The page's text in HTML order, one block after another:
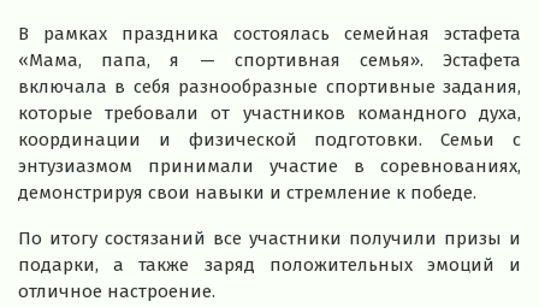
В рамках праздника состоялась семейная эстафета
«Мама, папа, я — спортивная семья». Эстафета
включала в себя разнообразные спортивные задания,
которые требовали от участников командного духа,
координации и физической подготовки. Семьи с
энтузиазмом принимали участие в соревнованиях,
демонстрируя свои навыки и стремление к победе.
По итогу состязаний все участники получили призы и
подарки, а также заряд положительных эмоций и
отличное настроение.